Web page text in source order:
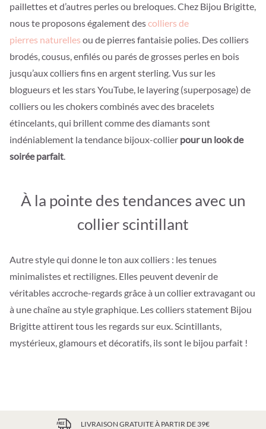
paillettes et d’autres perles ou breloques. Chez Bijou Brigitte,
nous te proposons également descolliers de
pierres naturelles ou de pierres fantaisie polies. Des colliers
brodés, cousus, enfilés ou parés de grosses perles en bois
jusqu’aux colliers fins en argent sterling. Vus sur les
blogueurs et les stars YouTube, le layering (superposage) de
colliers ou les chokers combinés avec des bracelets
étincelants, qui brillent comme des diamants sont
indéniablement la tendance bijoux-collier pour un look de
soirée parfait.
À la pointe des tendances avec un
collier scintillant
Autre style qui donne le ton aux colliers : les tenues
minimalistes et rectilignes. Elles peuvent devenir de
véritables accroche-regards grâce à un collier extravagant ou
à une chaîne au style graphique. Les colliers statement Bijou
Brigitte attirent tous les regards sur eux. Scintillants,
mystérieux, glamours et décoratifs, ils sont le bijou parfait !
LIVRAISON GRATUITE À PARTIR DE 39€